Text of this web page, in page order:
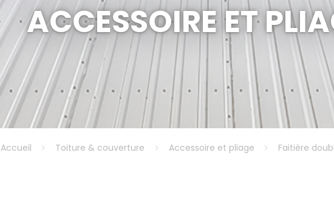
ACCESSOIRE ET
Accueil Toiture & couverture Accessoire et pliage Faitière